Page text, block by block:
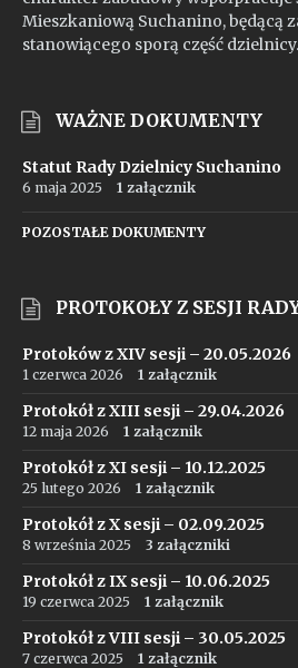
Mieszkaniową Suchanino, będącą
stanowiącego sporą część dzielnicy.
WAŻNE DOKUMENTY
Statut Rady Dzielnicy Suchanino
6 maja 2025 1 załącznik
POZOSTAŁE DOKUMENTY
PROTOKOŁY Z SESJI
Protoków z XIV sesji – 20.05.2026
1 czerwca 2026 1 załącznik
Protokół z XIII sesji – 29.04.2026
12 maja 2026 1 załącznik
Protokół z XI sesji – 10.12.2025
25 lutego 2026 1 załącznik
Protokół z X sesji – 02.09.2025
8 września 2025 3 załączniki
Protokół z IX sesji – 10.06.2025
19 czerwca 2025 1 załącznik
Protokół z VIII sesji – 30.05.2025
7 czerwca 2025 1 załącznik